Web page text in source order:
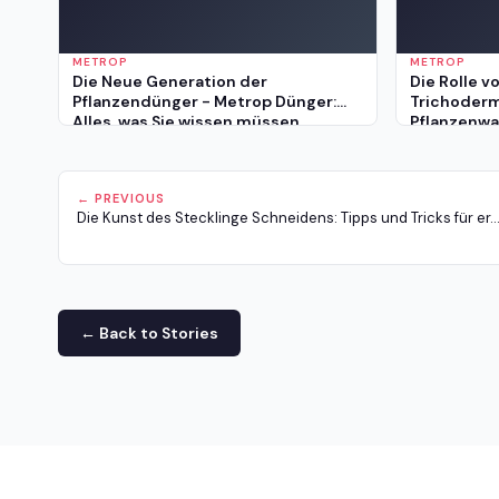
METROP
Die Neue Generation der
Pflanzendünger - Metrop Dünger:
Alles, was Sie wissen müssen
METROP
Die Rolle
← PREVIOUS
Die Kunst des Stecklinge Schneidens: Tipps und Tricks für er...
← Back to Stories